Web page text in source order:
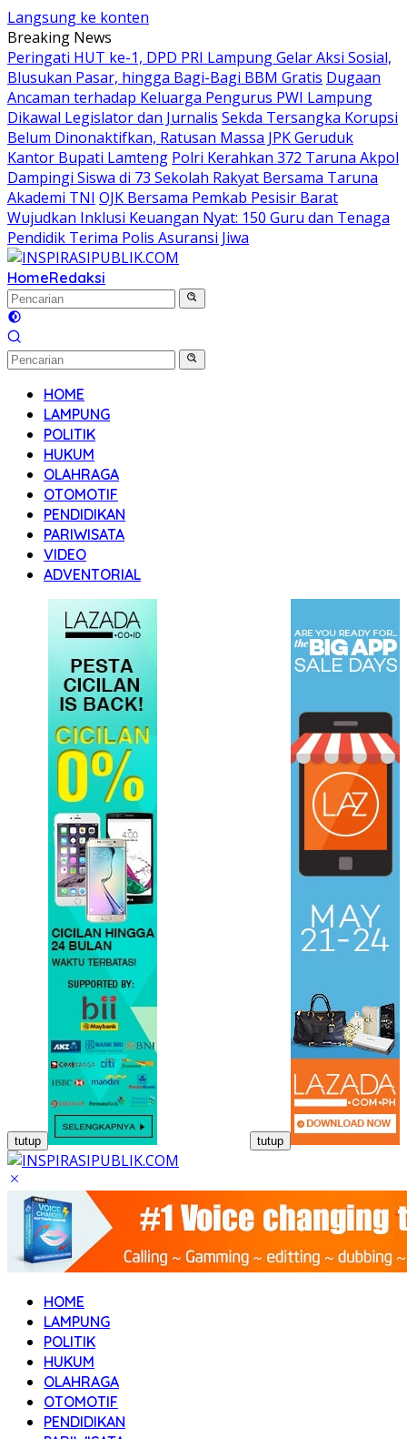
Langsung ke konten
Breaking News
Peringati HUT ke-1, DPD PRI Lampung Gelar Aksi Sosial,
Blusukan Pasar, hingga Bagi-Bagi BBM Gratis Dugaan
Ancaman terhadap Keluarga Pengurus PWI Lampung
Dikawal Legislator dan Jurnalis Sekda Tersangka Korupsi
Belum Dinonaktifkan, Ratusan Massa JPK Geruduk
Kantor Bupati Lamteng Polri Kerahkan 372 Taruna Akpol
Dampingi Siswa di 73 Sekolah Rakyat Bersama Taruna
Akademi TNI OJK Bersama Pemkab Pesisir Barat
Wujudkan Inklusi Keuangan Nyat: 150 Guru dan Tenaga
Pendidik Terima Polis Asuransi Jiwa
HomeRedaksi
HOME
LAMPUNG
POLITIK
HUKUM
OLAHRAGA
OTOMOTIF
PENDIDIKAN
PARIWISATA
VIDEO
ADVENTORIAL
tutup
tutup
HOME
LAMPUNG
POLITIK
HUKUM
OLAHRAGA
OTOMOTIF
PENDIDIKAN